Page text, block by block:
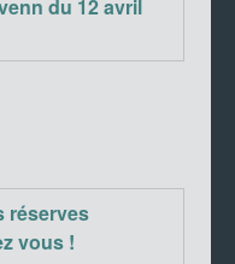
du 12 avril
réserves
vous !